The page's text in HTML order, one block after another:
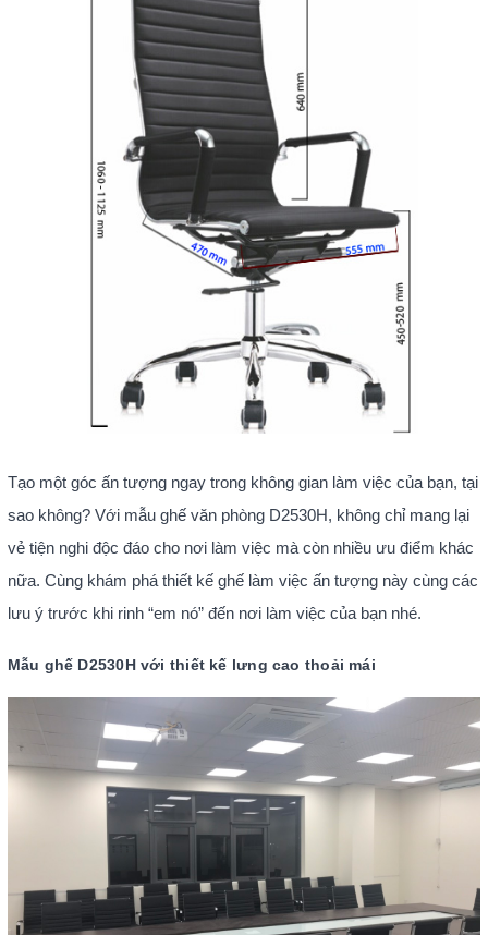
Tạo một góc ấn tượng ngay trong không gian làm việc của bạn, tại
sao không? Với mẫu ghế văn phòng D2530H, không chỉ mang lại
vẻ tiện nghi độc đáo cho nơi làm việc mà còn nhiều ưu điểm khác
nữa. Cùng khám phá thiết kế ghế làm việc ấn tượng này cùng các
lưu ý trước khi rinh “em nó” đến nơi làm việc của bạn nhé.
Mẫu ghế D2530H với thiết kế lưng cao thoải mái